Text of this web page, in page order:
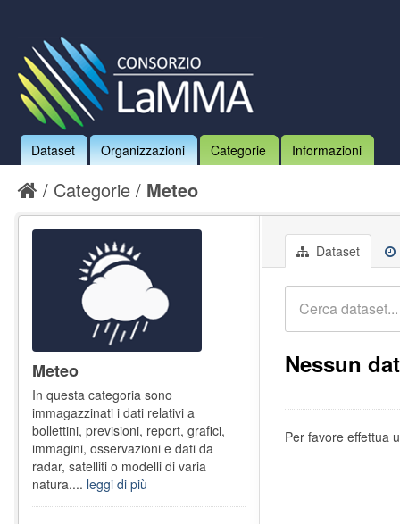
Dataset Organizzazioni Categorie Informazioni
Categorie Meteo
Dataset
Nessun
Per favore effettua
Meteo
In questa categoria sono
immagazzinati i dati relativi a
bollettini, previsioni, report, grafici,
immagini, osservazioni e dati da
radar, satelliti o modelli di varia
natura.... leggi di più